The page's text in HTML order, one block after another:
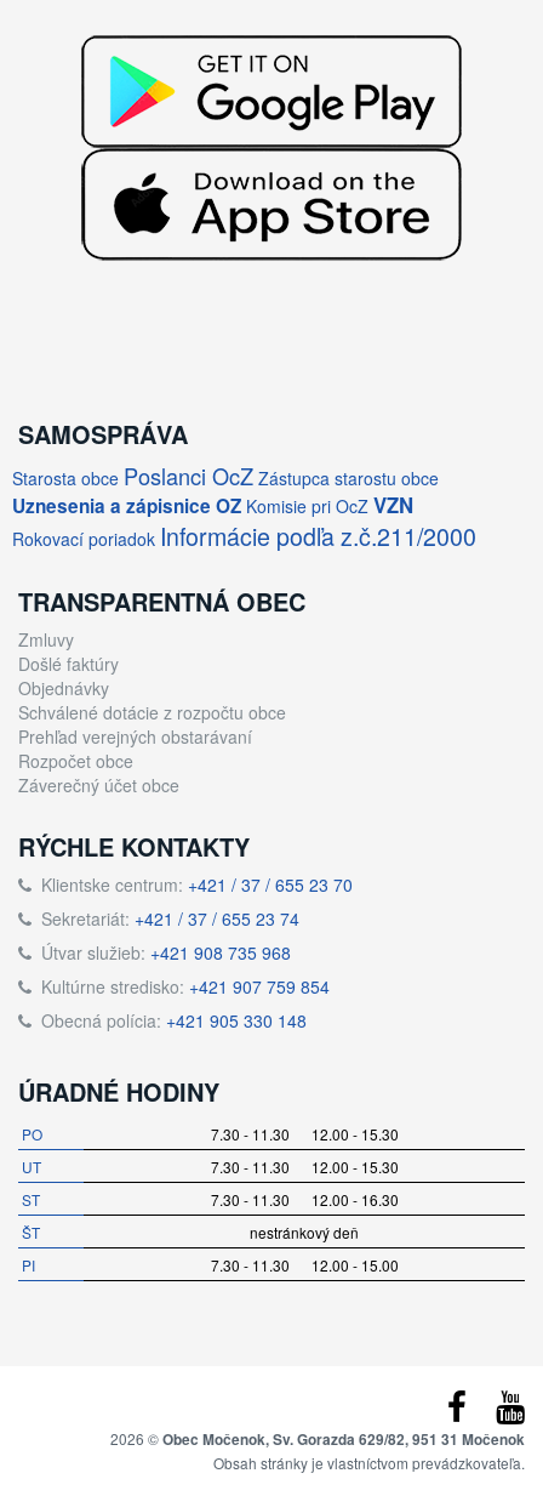
SAMOSPRÁVA
Starosta obce Poslanci OcZ Zástupca starostu obce
Uznesenia a zápisnice OZ Komisie pri OcZ VZN
Rokovací poriadok Informácie podľa z.č.211/2000
TRANSPARENTNÁ OBEC
Zmluvy
Došlé faktúry
Objednávky
Schválené dotácie z rozpočtu obce
Prehľad verejných obstarávaní
Rozpočet obce
Záverečný účet obce
RÝCHLE KONTAKTY
Klientske centrum: +421 / 37 / 655 23 70
Sekretariát: +421 / 37 / 655 23 74
Útvar služieb: +421 908 735 968
Kultúrne stredisko: +421 907 759 854
Obecná polícia: +421 905 330 148
ÚRADNÉ HODINY
PO
7.30 - 11.30 12.00 - 15.30
UT
7.30 - 11.30 12.00 - 15.30
ST
7.30 - 11.30 12.00 - 16.30
ŠT
nestránkový deň
PI
7.30 - 11.30 12.00 - 15.00
2026 ©Obec Močenok, Sv. Gorazda 629/82, 951 31 Močenok
Obsah stránky je vlastníctvom prevádzkovateľa.